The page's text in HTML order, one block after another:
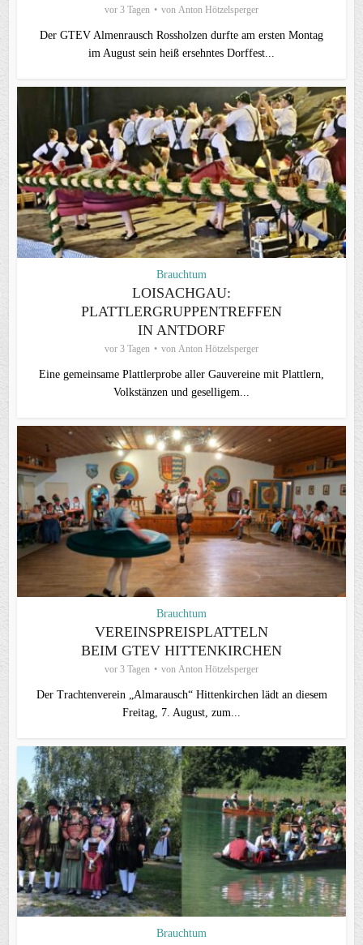
vor 3 Tagen von Anton Hötzelsperger
Der GTEV Almenrausch Rossholzen durfte am ersten Montag
im August sein heiß ersehntes Dorffest...
Brauchtum
LOISACHGAU:
PLATTLERGRUPPENTREFFEN
IN ANTDORF
vor 3 Tagen von Anton Hötzelsperger
Eine gemeinsame Plattlerprobe aller Gauvereine mit Plattlern,
Volkstänzen und geselligem...
Brauchtum
VEREINSPREISPLATTELN
BEIM GTEV HITTENKIRCHEN
vor 3 Tagen von Anton Hötzelsperger
Der Trachtenverein „Almarausch“ Hittenkirchen lädt an diesem
Freitag, 7. August, zum...
Brauchtum